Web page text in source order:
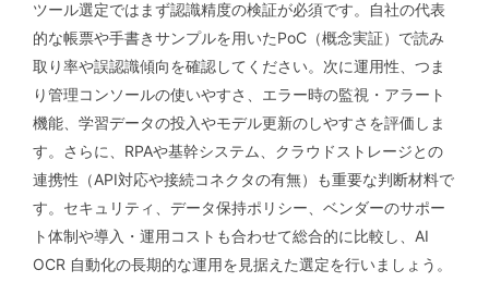
ツール選定ではまず認識精度の検証が必須です。自社の代表
的な帳票や手書きサンプルを用いたPoC（概念実証）で読み
取り率や誤認識傾向を確認してください。次に運用性、つま
り管理コンソールの使いやすさ、エラー時の監視・アラート
機能、学習データの投入やモデル更新のしやすさを評価しま
す。さらに、RPAや基幹システム、クラウドストレージとの
連携性（API対応や接続コネクタの有無）も重要な判断材料で
す。セキュリティ、データ保持ポリシー、ベンダーのサポー
ト体制や導入・運用コストも合わせて総合的に比較し、AI
OCR 自動化の長期的な運用を見据えた選定を行いましょう。